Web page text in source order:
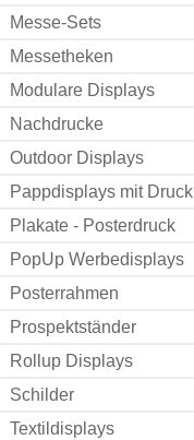
Messe-Sets
Messetheken
Modulare Displays
Nachdrucke
Outdoor Displays
Pappdisplays mit Druck
Plakate - Posterdruck
PopUp Werbedisplays
Posterrahmen
Prospektständer
Rollup Displays
Schilder
Textildisplays